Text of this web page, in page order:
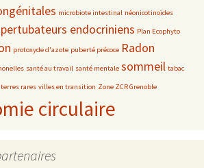
microbiote intestinal néonicotinoïdes
pertubateurs endocriniens Plan Ecophyto
protoxyde d'azote puberté précoce Radon
santé au travail santé mentale sommeil tabac
terres rares villes en transition Zone ZCR Grenoble
circulaire